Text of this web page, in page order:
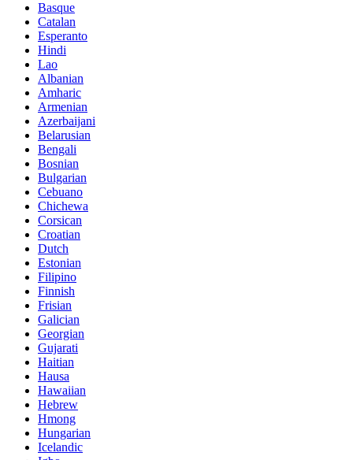
Basque
Catalan
Esperanto
Hindi
Lao
Albanian
Amharic
Armenian
Azerbaijani
Belarusian
Bengali
Bosnian
Bulgarian
Cebuano
Chichewa
Corsican
Croatian
Dutch
Estonian
Filipino
Finnish
Frisian
Galician
Georgian
Gujarati
Haitian
Hausa
Hawaiian
Hebrew
Hmong
Hungarian
Icelandic